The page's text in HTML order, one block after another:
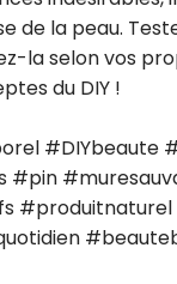
de la peau.
la selon vos
du DIY !
#DIYbeaute
#pin